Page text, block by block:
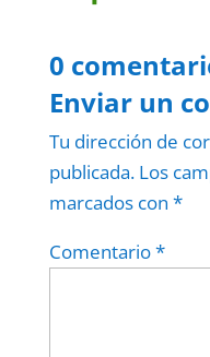
0
Enviar un
Tu dirección de
publicada. Los
marcados con *
Comentario*